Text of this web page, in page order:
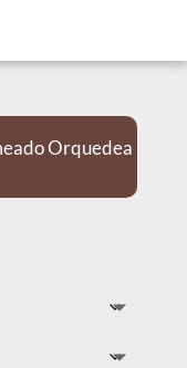
Orquedea